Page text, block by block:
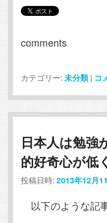
comments
カテゴリー: 未分類 | コ
日本人は勉強
的好奇心が低
投稿日時:2013年12月
以下のような記